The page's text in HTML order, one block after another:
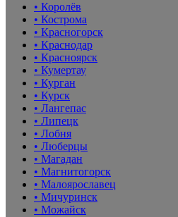
• Королёв
• Кострома
• Красногорск
• Краснодар
• Красноярск
• Кумертау
• Курган
• Курск
• Лангепас
• Липецк
• Лобня
• Люберцы
• Магадан
• Магнитогорск
• Малоярославец
• Мичуринск
• Можайск